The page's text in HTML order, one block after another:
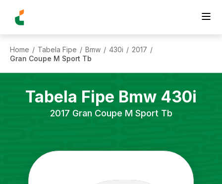
Home / Tabela Fipe / Bmw / 430i / 2017 /
Gran Coupe M Sport Tb
Tabela Fipe Bmw 430i
2017 Gran Coupe M Sport Tb